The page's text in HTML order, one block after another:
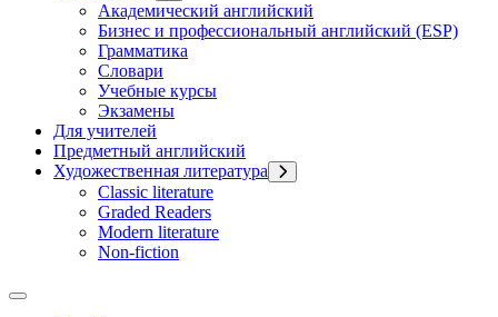
Академический английский
Бизнес и профессиональный английский (ESP)
Грамматика
Словари
Учебные курсы
Экзамены
Для учителей
Предметный английский
Художественная литература
Classic literature
Graded Readers
Modern literature
Non-fiction